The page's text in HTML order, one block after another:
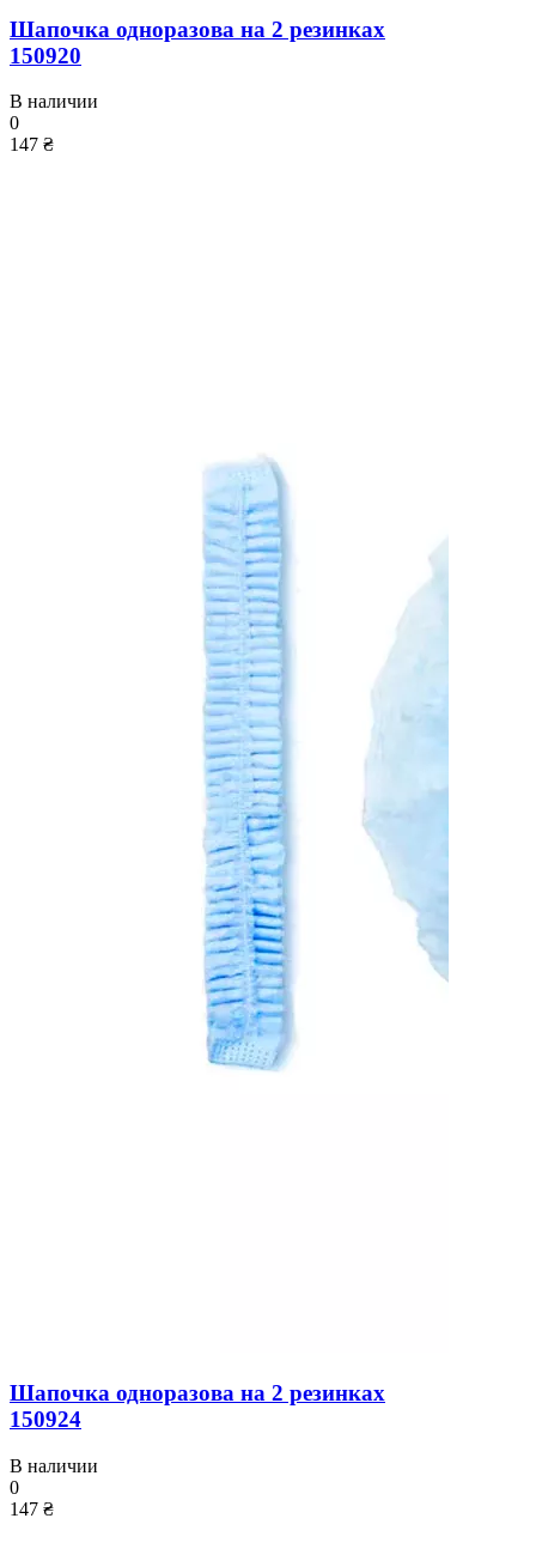
Шапочка одноразова на 2 резинках
150920
В наличии
0
147 ₴
Шапочка одноразова на 2 резинках
150924
В наличии
0
147 ₴